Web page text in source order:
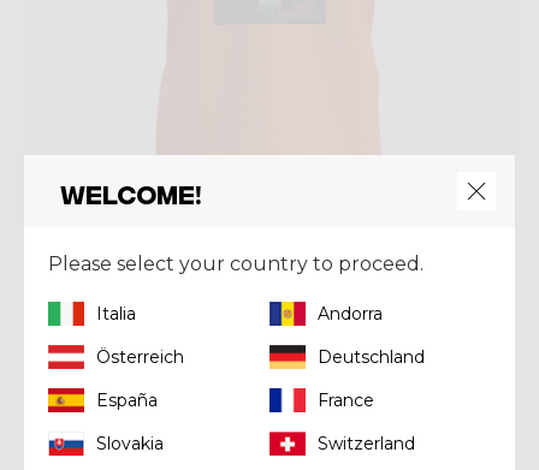
SHIRT JOKER
€ 55,00 € 44,00
Welcome!
Please select your country to proceed.
Italia
Andorra
Österreich
Deutschland
España
France
Slovakia
Switzerland